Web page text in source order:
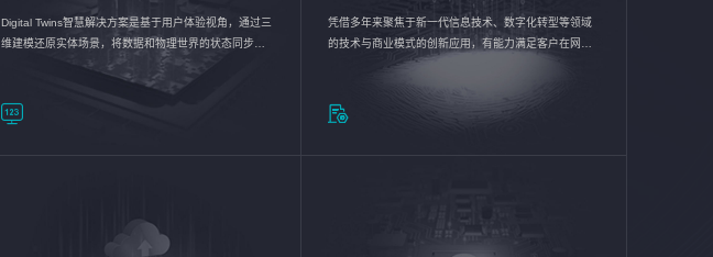
Digital Twins智慧解决方案是基于用户体验视角，通过三
维建模还原实体场景，将数据和物理世界的状态同步呈
现，使用户对关键数据有更直观的感受，推动各行业完
成智能化转型，实现新旧动能的转换
凭借多年来聚焦于新一代信息技术、数字化转型等领域
的技术与商业模式的创新应用，有能力满足客户在网络
优化、运营维护和信息安全防护等方面的需求，为客户